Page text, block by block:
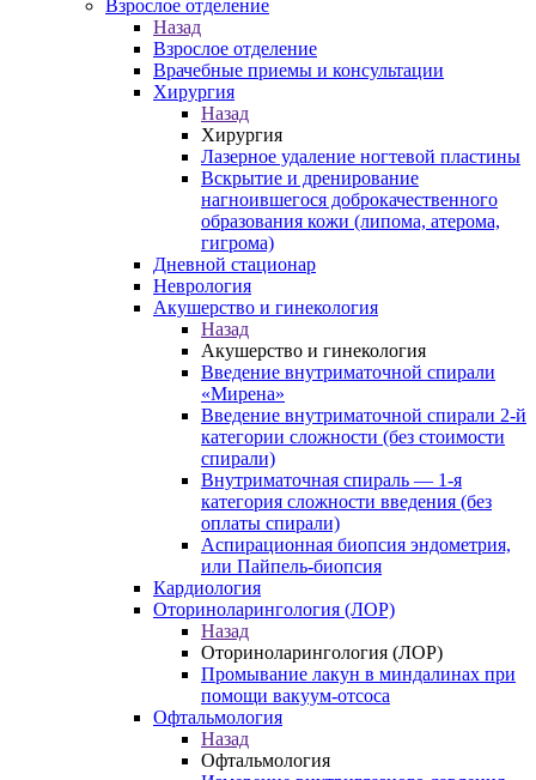
Взрослое отделение
Назад
Взрослое отделение
Врачебные приемы и консультации
Хирургия
Назад
Хирургия
Лазерное удаление ногтевой пластины
Вскрытие и дренирование
нагноившегося доброкачественного
образования кожи (липома, атерома,
гигрома)
Дневной стационар
Неврология
Акушерство и гинекология
Назад
Акушерство и гинекология
Введение внутриматочной спирали
«Мирена»
Введение внутриматочной спирали 2-й
категории сложности (без стоимости
спирали)
Внутриматочная спираль — 1-я
категория сложности введения (без
оплаты спирали)
Аспирационная биопсия эндометрия,
или Пайпель-биопсия
Кардиология
Оториноларингология (ЛОР)
Назад
Оториноларингология (ЛОР)
Промывание лакун в миндалинах при
помощи вакуум-отсоса
Офтальмология
Назад
Офтальмология